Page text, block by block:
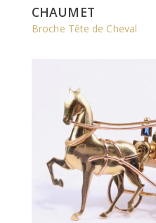
CHAUMET
Broche Tête de Cheval